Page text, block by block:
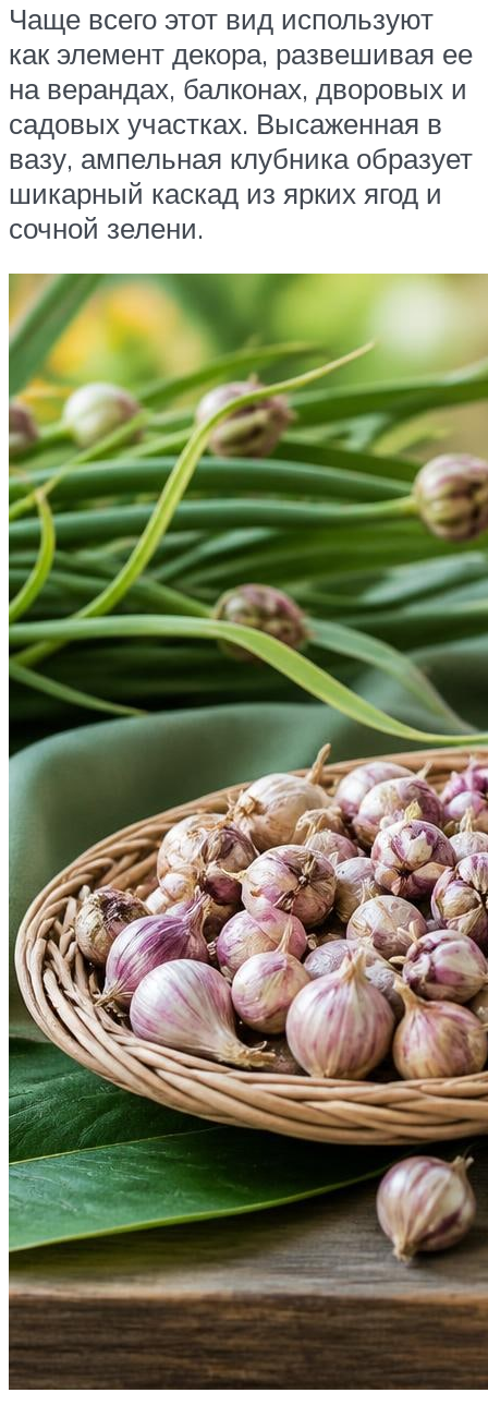
Чаще всего этот вид используют
как элемент декора, развешивая ее
на верандах, балконах, дворовых и
садовых участках. Высаженная в
вазу, ампельная клубника образует
шикарный каскад из ярких ягод и
сочной зелени.